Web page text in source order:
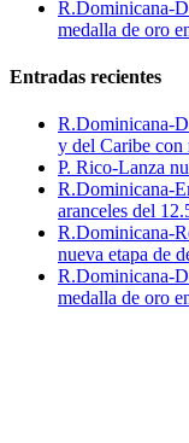
R.Dominicana-
medalla de oro
Entradas recientes
R.Dominicana-
y del Caribe con
P. Rico-Lanza
R.Dominicana-
aranceles del
R.Dominicana-
nueva etapa de
R.Dominicana-
medalla de oro